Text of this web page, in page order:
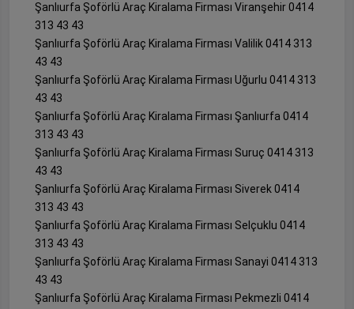
Şanlıurfa Şoförlü Araç Kiralama Firması Viranşehir 0414
313 43 43
Şanlıurfa Şoförlü Araç Kiralama Firması Valilik 0414 313
43 43
Şanlıurfa Şoförlü Araç Kiralama Firması Uğurlu 0414 313
43 43
Şanlıurfa Şoförlü Araç Kiralama Firması Şanlıurfa 0414
313 43 43
Şanlıurfa Şoförlü Araç Kiralama Firması Suruç 0414 313
43 43
Şanlıurfa Şoförlü Araç Kiralama Firması Siverek 0414
313 43 43
Şanlıurfa Şoförlü Araç Kiralama Firması Selçuklu 0414
313 43 43
Şanlıurfa Şoförlü Araç Kiralama Firması Sanayi 0414 313
43 43
Şanlıurfa Şoförlü Araç Kiralama Firması Pekmezli 0414